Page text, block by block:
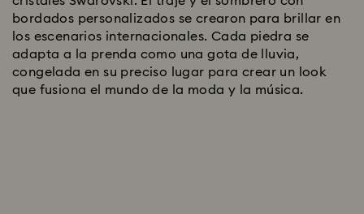
bordados personalizados se crearon para brillar en
los escenarios internacionales. Cada piedra se
adapta a la prenda como una gota de lluvia,
congelada en su preciso lugar para crear un look
que fusiona el mundo de la moda y la música.